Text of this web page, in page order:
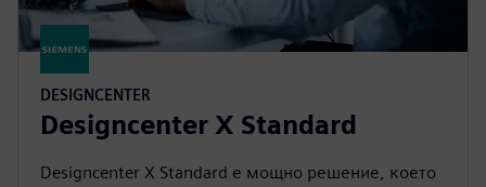
DESIGNCENTER
Designcenter X Standard
Designcenter X Standard е мощно решение, което